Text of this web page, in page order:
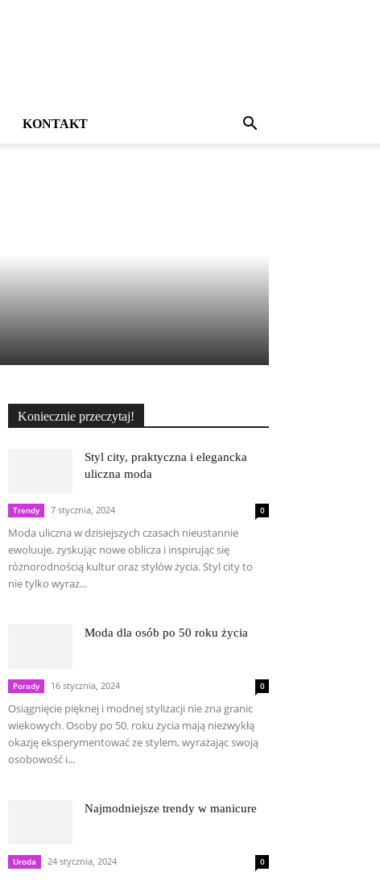
KONTAKT
Koniecznie przeczytaj!
Styl city, praktyczna i elegancka
uliczna moda
Trendy 7 stycznia, 2024 0
Moda uliczna w dzisiejszych czasach nieustannie
ewoluuje, zyskując nowe oblicza i inspirując się
różnorodnością kultur oraz stylów życia. Styl city to
nie tylko wyraz...
Moda dla osób po 50 roku życia
Porady 16 stycznia, 2024 0
Osiągnięcie pięknej i modnej stylizacji nie zna granic
wiekowych. Osoby po 50. roku życia mają niezwykłą
okazję eksperymentować ze stylem, wyrażając swoją
osobowość i...
Najmodniejsze trendy w manicure
Uroda 24 stycznia, 2024 0